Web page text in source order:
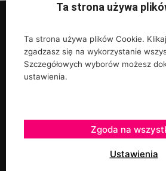
UPRAWY
Ta strona używa
Ta strona używa plików Cookie.
zgadzasz się na wykorzystanie
Szczegółowych wyborów możesz
ustawienia.
Ustawienia
Zgoda na